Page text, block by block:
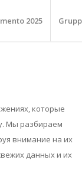
2025
которые
Мы разбираем
внимание на их
данных и их